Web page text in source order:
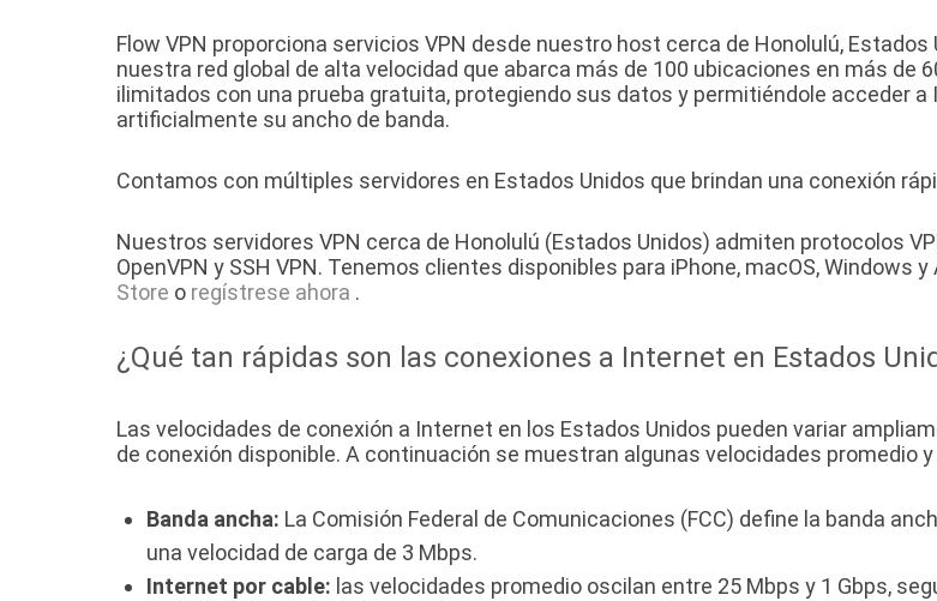
Flow VPN proporciona servicios VPN desde nuestro host cerca de Honolulú,
nuestra red global de alta velocidad que abarca más de 100 ubicaciones en más de
ilimitados con una prueba gratuita, protegiendo sus datos y permitiéndole acceder
artificialmente su ancho de banda.
Contamos con múltiples servidores en Estados Unidos que brindan una conexión
Nuestros servidores VPN cerca de Honolulú (Estados Unidos) admiten protocolos
OpenVPN y SSH VPN. Tenemos clientes disponibles para iPhone, macOS, Windows y
Store o regístrese ahora .
¿Qué tan rápidas son las conexiones a Internet en Estados
Las velocidades de conexión a Internet en los Estados Unidos pueden variar
de conexión disponible. A continuación se muestran algunas velocidades promedio
Banda ancha: La Comisión Federal de Comunicaciones (FCC) define la banda
una velocidad de carga de 3 Mbps.
Internet por cable: las velocidades promedio oscilan entre 25 Mbps y 1 Gbps,